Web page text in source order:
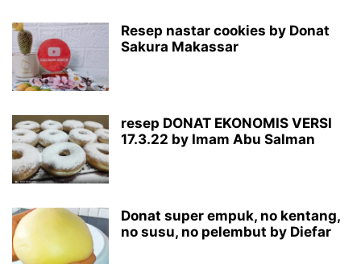
Resep nastar cookies by Donat
Sakura Makassar
resep DONAT EKONOMIS VERSI
17.3.22 by Imam Abu Salman
Donat super empuk, no kentang,
no susu, no pelembut by Diefar